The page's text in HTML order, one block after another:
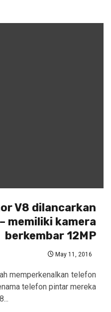
V8 dilancarkan
memiliki kamera
berkembar 12MP
May 11, 2016
memperkenalkan telefon
telefon pintar mereka